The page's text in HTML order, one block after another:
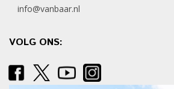
info@vanbaar.nl
VOLG ONS: